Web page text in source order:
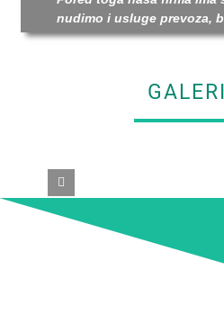
nudimo i usluge prevoza,